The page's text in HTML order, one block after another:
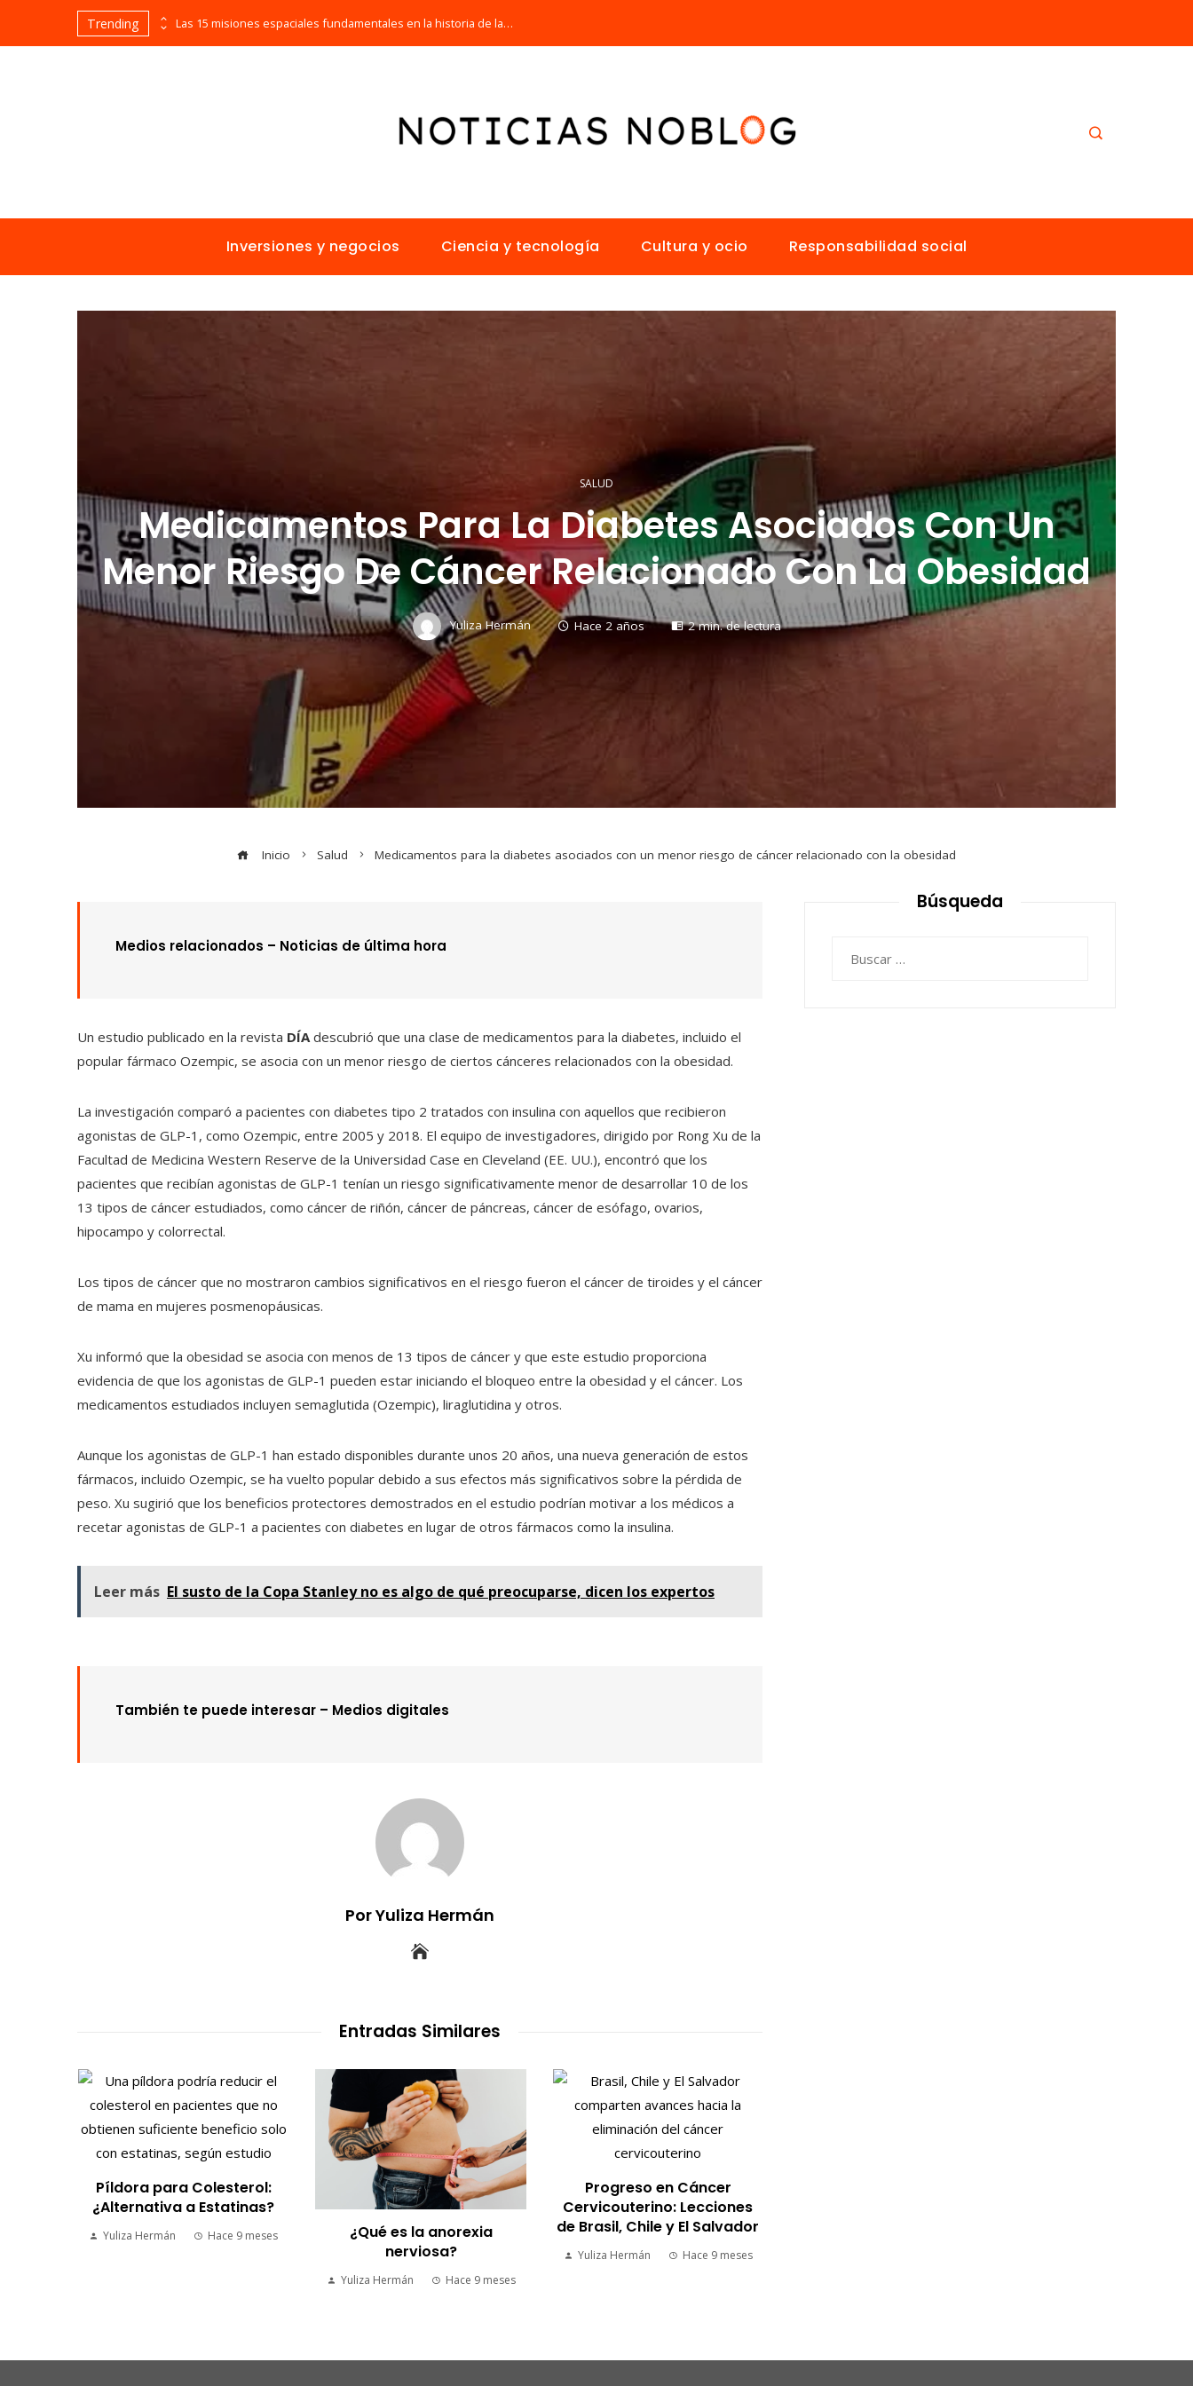
Trending Evolución cronológica de los teatros en funcionamiento más antiguos Las 15 misiones espaciales fundamentales en la historia de la humanidad
Inversiones y negocios Ciencia y tecnología Cultura y ocio Responsabilidad social
SALUD
Medicamentos Para La Diabetes Asociados Con Un
Menor Riesgo De Cáncer Relacionado Con La Obesidad
Yuliza Hermán Hace 2 años 2 min. de lectura
Inicio Salud Medicamentos para la diabetes asociados con un menor riesgo de cáncer relacionado con la obesidad
Medios relacionados – Noticias de última hora
Un estudio publicado en la revista DÍAdescubrió que una clase de medicamentos para la diabetes, incluido el
popular fármaco Ozempic, se asocia con un menor riesgo de ciertos cánceres relacionados con la obesidad.
La investigación comparó a pacientes con diabetes tipo 2 tratados con insulina con aquellos que recibieron
agonistas de GLP-1, como Ozempic, entre 2005 y 2018. El equipo de investigadores, dirigido por Rong Xu de la
Facultad de Medicina Western Reserve de la Universidad Case en Cleveland (EE. UU.), encontró que los
pacientes que recibían agonistas de GLP-1 tenían un riesgo significativamente menor de desarrollar 10 de los
13 tipos de cáncer estudiados, como cáncer de riñón, cáncer de páncreas, cáncer de esófago, ovarios,
hipocampo y colorrectal.
Los tipos de cáncer que no mostraron cambios significativos en el riesgo fueron el cáncer de tiroides y el cáncer
de mama en mujeres posmenopáusicas.
Xu informó que la obesidad se asocia con menos de 13 tipos de cáncer y que este estudio proporciona
evidencia de que los agonistas de GLP-1 pueden estar iniciando el bloqueo entre la obesidad y el cáncer. Los
medicamentos estudiados incluyen semaglutida (Ozempic), liraglutidina y otros.
Aunque los agonistas de GLP-1 han estado disponibles durante unos 20 años, una nueva generación de estos
fármacos, incluido Ozempic, se ha vuelto popular debido a sus efectos más significativos sobre la pérdida de
peso. Xu sugirió que los beneficios protectores demostrados en el estudio podrían motivar a los médicos a
recetar agonistas de GLP-1 a pacientes con diabetes en lugar de otros fármacos como la insulina.
Leer más El susto de la Copa Stanley no es algo de qué preocuparse, dicen los expertos
También te puede interesar – Medios digitales
Por Yuliza Hermán
Entradas Similares
Píldora para Colesterol:
¿Alternativa a Estatinas?
Yuliza Hermán Hace 9 meses
¿Qué es la anorexia
nerviosa?
Yuliza Hermán Hace 9 meses
Progreso en Cáncer
Cervicouterino: Lecciones
de Brasil, Chile y El Salvador
Yuliza Hermán Hace 9 meses
Búsqueda